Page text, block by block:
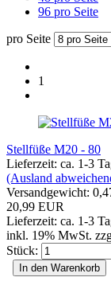
96 pro Seite
pro Seite
1
Stellfüße M20 - 80
Lieferzeit: ca. 1-3
(Ausland
Versandgewicht:
20,99 EUR
Lieferzeit: ca. 1-3
inkl. 19% MwSt.
Stück:
In den Warenkorb